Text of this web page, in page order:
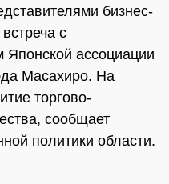
бизнес-
с
Японской ассоциации
Масахиро. На
торгово-
сообщает
политики области.